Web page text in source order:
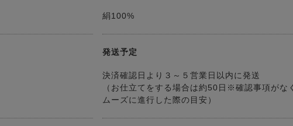
絹100%
発送予定
決済確認日より３～５営業日以内に発送
（お仕立てをする場合は約50日※確認事項がな
ムーズに進行した際の目安）